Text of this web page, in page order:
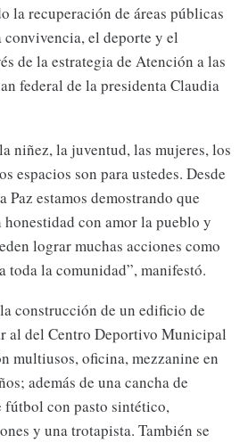
la recuperación de áreas públicas
convivencia, el deporte y el
de la estrategia de Atención a las
federal de la presidenta Claudia
niñez, la juventud, las mujeres, los
espacios son para ustedes. Desde
estamos demostrando que
honestidad con amor la pueblo y
lograr muchas acciones como
toda la comunidad”, manifestó.
construcción de un edificio de
al del Centro Deportivo Municipal
multiusos, oficina, mezzanine en
además de una cancha de
fútbol con pasto sintético,
y una trotapista. También se